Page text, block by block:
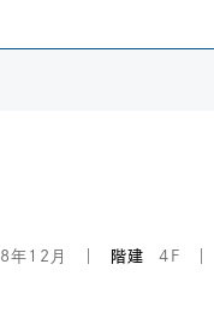
年12月 階建 4F